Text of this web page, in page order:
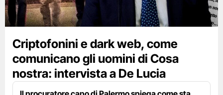
Criptofonini e dark web, come
comunicano gli uomini di Cosa
nostra: intervista a De Lucia